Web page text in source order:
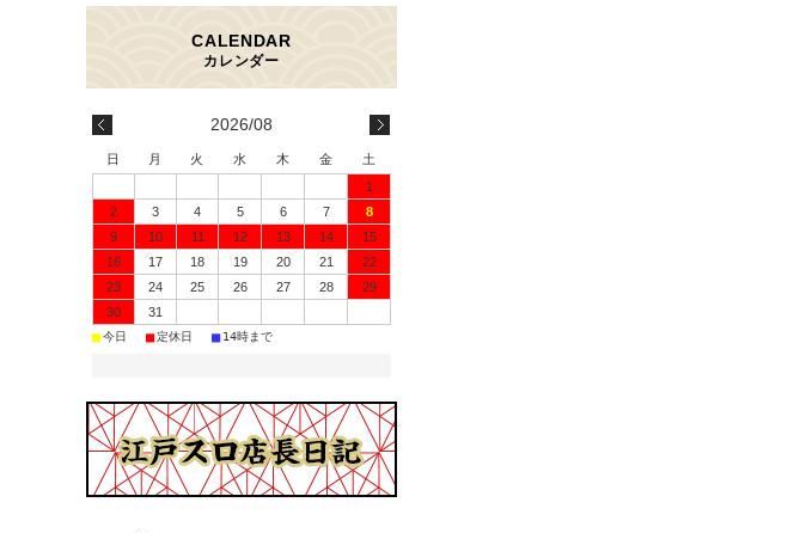
2026/08
日 月 火 水 木 金
土
1
2
3 4 5 6 7
8
9
10 11 12 13 14
15
16
17 18 19 20 21
22
23
24 25 26 27 28
29
30
31
■今日 ■定休日 ■ 14時まで